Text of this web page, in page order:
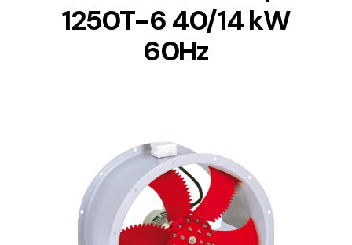
1250T-6 40/14 kW
60Hz